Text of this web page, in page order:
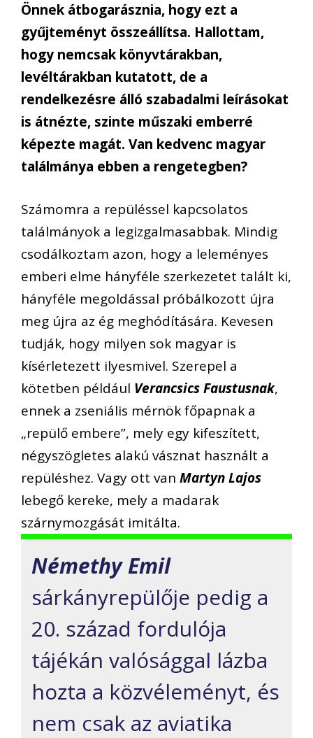
Önnek átbogarásznia, hogy ezt a
gyűjteményt összeállítsa. Hallottam,
hogy nemcsak könyvtárakban,
levéltárakban kutatott, de a
rendelkezésre álló szabadalmi leírásokat
is átnézte, szinte műszaki emberré
képezte magát. Van kedvenc magyar
találmánya ebben a rengetegben?
Számomra a repüléssel kapcsolatos
találmányok a legizgalmasabbak. Mindig
csodálkoztam azon, hogy a leleményes
emberi elme hányféle szerkezetet talált ki,
hányféle megoldással próbálkozott újra
meg újra az ég meghódítására. Kevesen
tudják, hogy milyen sok magyar is
kísérletezett ilyesmivel. Szerepel a
kötetben például Verancsics Faustusnak,
ennek a zseniális mérnök főpapnak a
„repülő embere”, mely egy kifeszített,
négyszögletes alakú vásznat használt a
repüléshez. Vagy ott van Martyn Lajos
lebegő kereke, mely a madarak
szárnymozgását imitálta.
Némethy Emil
sárkányrepülője pedig a
20. század fordulója
tájékán valósággal lázba
hozta a közvéleményt, és
nem csak az aviatika